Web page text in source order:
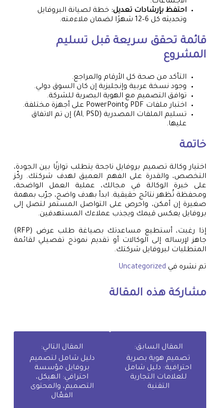
الاجتماعات.
احتفظ بإرشادات تعديل: خطة لصيانة البروفايل
وتحديثه كل 6–12 شهرًا لضمان ملاءمته.
قائمة تحقق سريعة قبل تسليم
المشروع
التأكد من صحة كل الأرقام والمراجع.
وجود نسخة عربية وإنجليزية إن كان السوق دولي.
توافق التصميم مع الهوية البصرية للشركة.
اختبار ملفات PDF وPowerPoint على أجهزة مختلفة.
تسليم الملفات المصدرية (AI, PSD) إن تم الاتفاق
عليها.
خاتمة
اختيار وكالة تصميم بروفايل ناجحة يتطلب توازنًا بين الجودة،
التخصص، والقدرة على الفهم العميق لهدف شركتك. ركّز
على خبرة الوكالة في مجالك، عملية العمل الواضحة،
ومحفظة تُظهر نتائج حقيقية. ابدأ بهدف واضح، جرّب بمهمة
صغيرة إن أمكن، واحرص على التواصل المستمر لتصل إلى
بروفايل يعكس قيمك ويجذب عملاءك المستهدفين.
إذا رغبت، أستطيع مساعدتك بصياغة طلب عرض (RFP)
جاهز لإرساله إلى الوكالات أو تقديم نموذج تفصيلي لقائمة
المتطلبات لبروفايل شركتك.
تم نشره في Uncategorized
مشاركة هذه المقالة
المقال السابق:
تصميم هوية بصرية
احترافية: دليل شامل
للعلامات التجارية
التقنية
المقال التالي:
دليل شامل لتصميم
بروفايل مؤسسة
احترافي: الهيكل،
التصميم، والمحتوى
الفعّال